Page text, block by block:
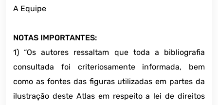
A Equipe
NOTAS IMPORTANTES:
1) “Os autores ressaltam que toda a bibliografia
consultada foi criteriosamente informada, bem
como as fontes das figuras utilizadas em partes da
ilustração deste Atlas em respeito a lei de direitos